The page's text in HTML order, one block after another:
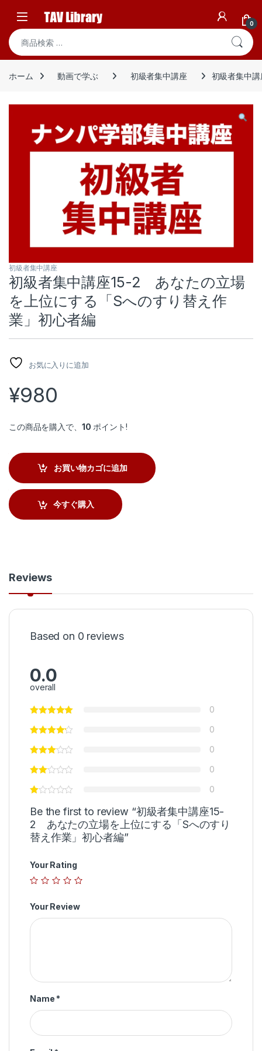
Open
0
検索対象:
ホーム 動画で学ぶ 初級者集中講座 初級者集中
初級者集中講座
初級者集中講座15-2 あなたの立場
を上位にする「Sへのすり替え作
業」初心者編
お気に入りに追加
¥980
この商品を購入で、 10 ポイント!
お買い物カゴに追加
今すぐ購入
Reviews
Based on 0 reviews
0.0
overall
0
0
0
0
0
Be the first to review “初級者集中講座15-
2 あなたの立場を上位にする「Sへのすり
替え作業」初心者編”
Your Rating
Your Review
Name *